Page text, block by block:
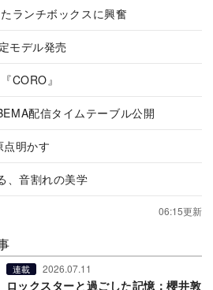
ランチボックスに興奮
モデル発売
CORO』
配信タイムテーブル公開
明かす
、音割れの美学
06:15更新
連載 2026.07.11
ロックスターと過ごした記憶：櫻井敦